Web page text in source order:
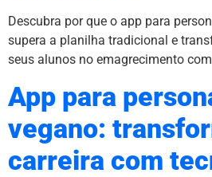
Descubra por que o app para
supera a planilha tradicional e
seus alunos no emagrecimento
App para
vegano:
carreira com